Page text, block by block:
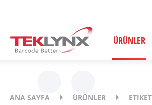
ÜRÜNLER
ANA SAYFA ÜRÜNLER